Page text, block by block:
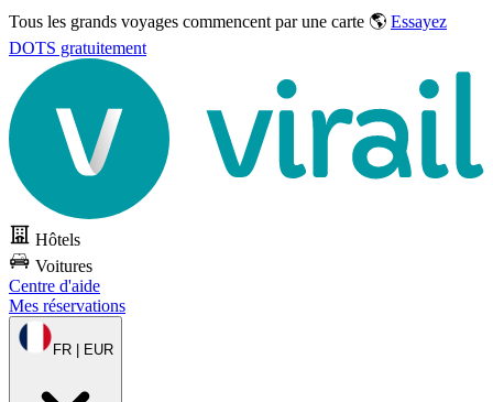
Tous les grands voyages commencent par une carte 🌎 Essayez
DOTS gratuitement
Hôtels
Voitures
Centre d'aide
Mes réservations
FR | EUR